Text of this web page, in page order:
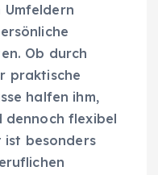
Ob durch
praktische
halfen ihm,
dennoch flexibel
ist besonders